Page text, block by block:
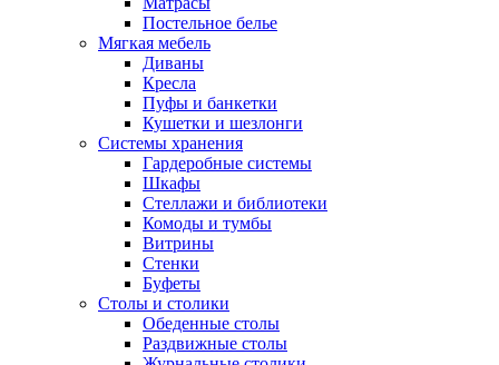
Постельное белье
Мягкая мебель
Диваны
Кресла
Пуфы и банкетки
Кушетки и шезлонги
Системы хранения
Гардеробные системы
Шкафы
Стеллажи и библиотеки
Комоды и тумбы
Витрины
Стенки
Буфеты
Столы и столики
Обеденные столы
Раздвижные столы